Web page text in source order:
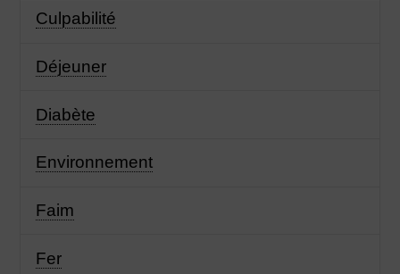
Culpabilité
Déjeuner
Diabète
Environnement
Faim
Fer